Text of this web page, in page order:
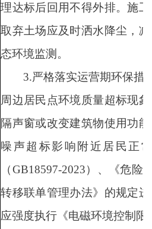
理达标后回用不得外排。施
取弃土场应及时洒水降尘，
态环境监测。
3.严格落实运营期环保措
周边居民点环境质量超标现
隔声窗或改变建筑物使用功
噪声超标影响附近居民正
（GB18597-2023）
、《危险
转移联单管理办法》的规定
应强度执行《电磁环境控制限